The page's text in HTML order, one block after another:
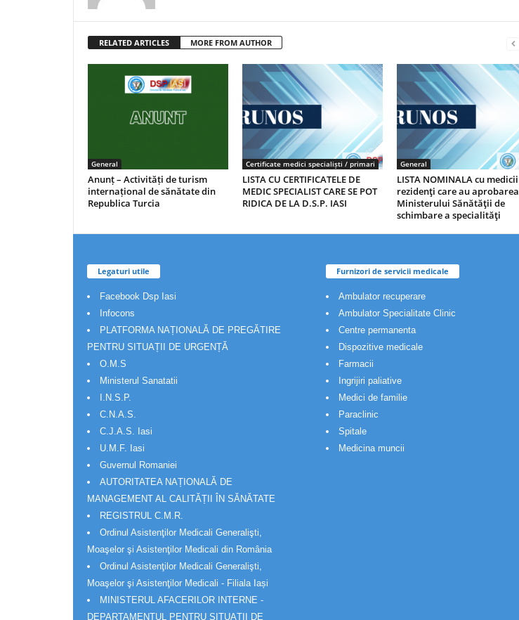
RELATED ARTICLES MORE FROM AUTHOR
General
Anunț – Activități de turism
internațional de sănătate din
Republica Turcia
Certificate medici specialiști / primari
LISTA CU CERTIFICATELE DE
MEDIC SPECIALIST CARE SE POT
RIDICA DE LA D.S.P. IASI
General
LISTA NOMINALA cu medicii
rezidenţi care au aprobarea
Ministerului Sănătăţii de
schimbare a specialităţi
Legaturi utile
Facebook Dsp Iasi
Infocons
PLATFORMA NAȚIONALĂ DE PREGĂTIRE
PENTRU SITUAȚII DE URGENȚĂ
O.M.S
Ministerul Sanatatii
I.N.S.P.
C.N.A.S.
C.J.A.S. Iasi
U.M.F. Iasi
Guvernul Romaniei
AUTORITATEA NAȚIONALĂ DE
MANAGEMENT AL CALITĂȚII ÎN SĂNĂTATE
REGISTRUL C.M.R.
Ordinul Asistenţilor Medicali Generalişti,
Moaşelor şi Asistenţilor Medicali din România
Ordinul Asistenţilor Medicali Generalişti,
Moaşelor şi Asistenţilor Medicali - Filiala Iași
MINISTERUL AFACERILOR INTERNE -
DEPARTAMENTUL PENTRU SITUAȚII DE
Furnizori de servicii medicale
Ambulator recuperare
Ambulator Specialitate Clinic
Centre permanenta
Dispozitive medicale
Farmacii
Ingrijiri paliative
Medici de familie
Paraclinic
Spitale
Medicina muncii